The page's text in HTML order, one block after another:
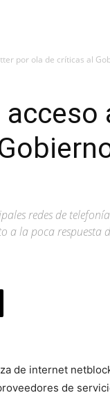
por ola de críticas al
redes de
a la poca
de internet
de